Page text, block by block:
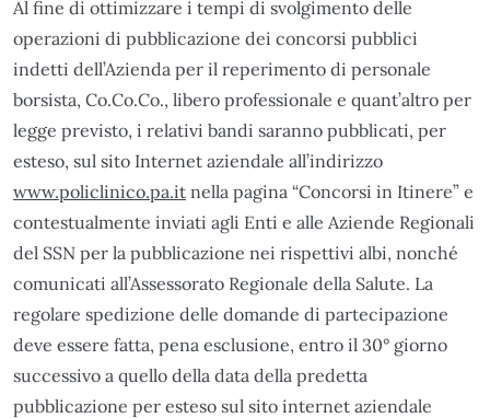
Al fine di ottimizzare i tempi di svolgimento delle
operazioni di pubblicazione dei concorsi pubblici
indetti dell’Azienda per il reperimento di personale
borsista, Co.Co.Co., libero professionale e quant’altro per
legge previsto, i relativi bandi saranno pubblicati, per
esteso, sul sito Internet aziendale all’indirizzo
www.policlinico.pa.it nella pagina “Concorsi in Itinere” e
contestualmente inviati agli Enti e alle Aziende Regionali
del SSN per la pubblicazione nei rispettivi albi, nonché
comunicati all’Assessorato Regionale della Salute. La
regolare spedizione delle domande di partecipazione
deve essere fatta, pena esclusione, entro il 30° giorno
successivo a quello della data della predetta
pubblicazione per esteso sul sito internet aziendale